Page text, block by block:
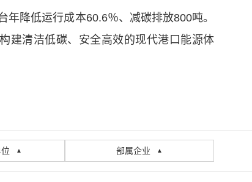
降低运行成本60.6％、减碳排放800吨。
建清洁低碳、安全高效的现代港口能源体
▲ 部属企业 ▲